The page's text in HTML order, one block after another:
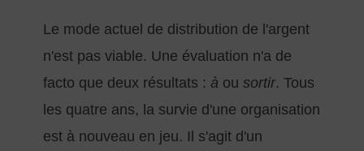
Le mode actuel de distribution de l'argent
n'est pas viable. Une évaluation n'a de
facto que deux résultats : à ou sortir. Tous
les quatre ans, la survie d'une organisation
est à nouveau en jeu. Il s'agit d'un